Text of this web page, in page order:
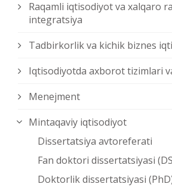
Raqamli iqtisodiyot va xalqaro
integratsiya
Tadbirkorlik va kichik biznes
Iqtisodiyotda axborot tizimlari
Menejment
Mintaqaviy iqtisodiyot
Dissertatsiya avtoreferati
Fan doktori dissertatsiyasi
Doktorlik dissertatsiyasi